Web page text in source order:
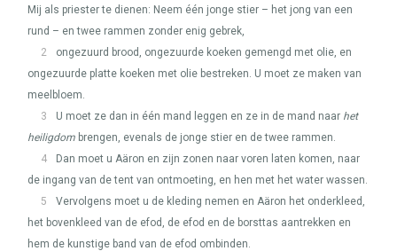
Mij als priester te dienen: Neem één jonge stier – het jong van een
rund – en twee rammen zonder enig gebrek,
2
ongezuurd brood, ongezuurde koeken gemengd met olie, en
ongezuurde platte koeken met olie bestreken. U moet ze maken van
meelbloem.
3
U moet ze dan in één mand leggen en ze in de mand naar het
heiligdom brengen, evenals de jonge stier en de twee rammen.
4
Dan moet u Aäron en zijn zonen naar voren laten komen, naar
de ingang van de tent van ontmoeting, en hen met het water wassen.
5
Vervolgens moet u de kleding nemen en Aäron het onderkleed,
het bovenkleed van de efod, de efod en de borsttas aantrekken en
hem de kunstige band van de efod ombinden.